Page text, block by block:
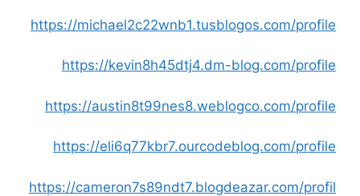
https://michael2c22wnb1.tusblogos.com/profile
https://kevin8h45dtj4.dm-blog.com/profile
https://austin8t99nes8.weblogco.com/profile
https://eli6q77kbr7.ourcodeblog.com/profile
https://cameron7s89ndt7.blogdeazar.com/profil